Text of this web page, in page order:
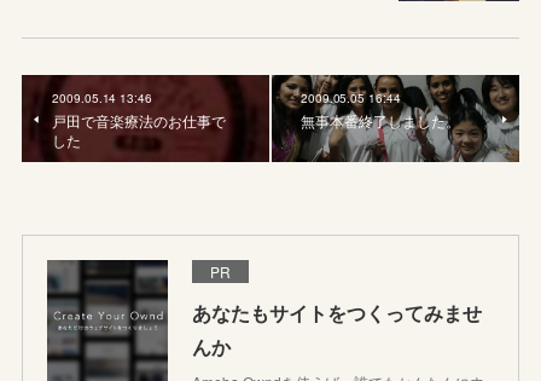
2009.05.14 13:46
戸田で音楽療法のお仕事で
した
2009.05.05 16:44
無事本番終了しました。
PR
あなたもサイトをつくってみませ
んか